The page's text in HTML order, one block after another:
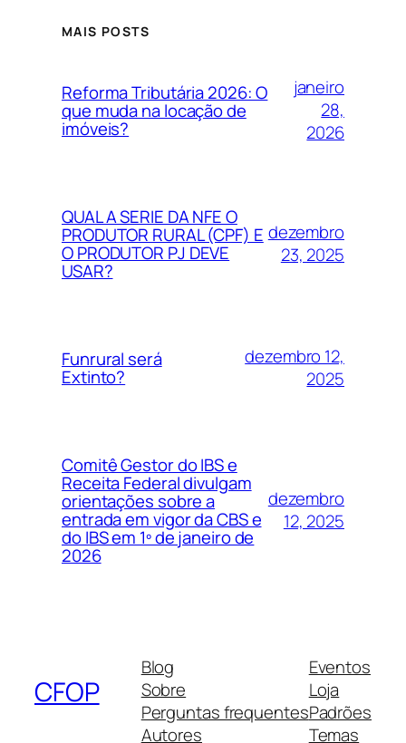
MAIS POSTS
Reforma Tributária 2026: O
que muda na locação de
imóveis?
janeiro
28,
2026
QUAL A SERIE DA NFE O
PRODUTOR RURAL (CPF) E
O PRODUTOR PJ DEVE
USAR?
dezembro
23, 2025
Funrural será
Extinto?
dezembro 12,
2025
Comitê Gestor do IBS e
Receita Federal divulgam
orientações sobre a
entrada em vigor da CBS e
do IBS em 1º de janeiro de
2026
dezembro
12, 2025
CFOP
Blog
Sobre
Perguntas frequentes
Autores
Eventos
Loja
Padrões
Temas